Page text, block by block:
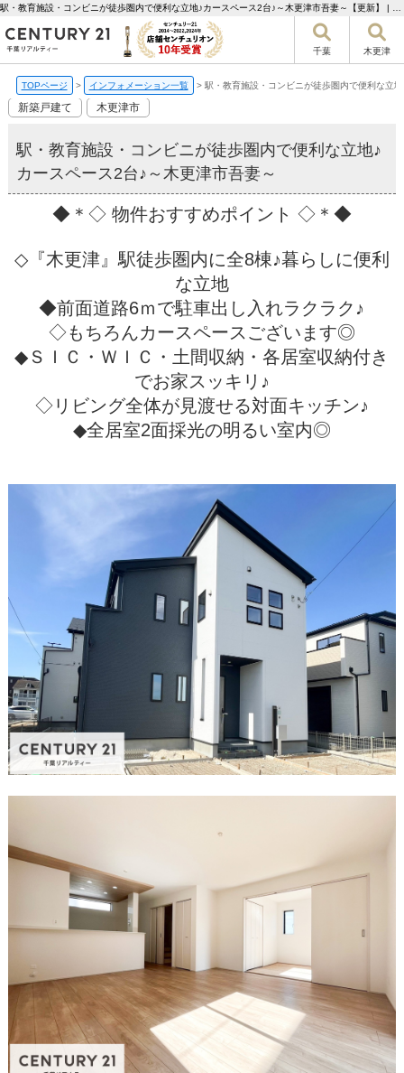
千葉 木更津
TOPページ > インフォメーション一覧 > 駅・教育施設・コンビニが徒歩圏内で便利な立
新築戸建て 木更津市
駅・教育施設・コンビニが徒歩圏内で便利な立地♪
カースペース2台♪～木更津市吾妻～
◆＊◇ 物件おすすめポイント ◇＊◆
◇『木更津』駅徒歩圏内に全8棟♪暮らしに便利
な立地
◆前面道路6ｍで駐車出し入れラクラク♪
◇もちろんカースペースございます◎
◆ＳＩＣ・ＷＩＣ・土間収納・各居室収納付き
でお家スッキリ♪
◇リビング全体が見渡せる対面キッチン♪
◆全居室2面採光の明るい室内◎